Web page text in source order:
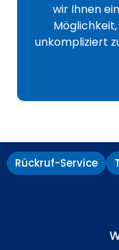
wir Ihnen
unkompliziert
Rückruf-Service